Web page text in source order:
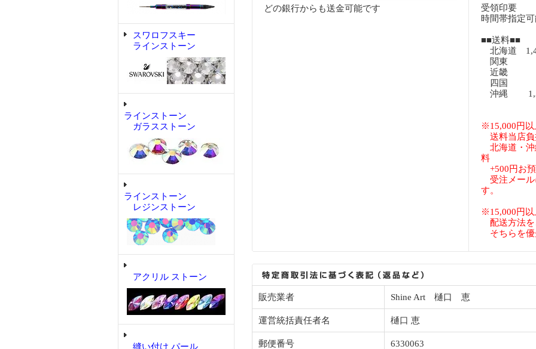
スワロフスキー
ラインストーン
ラインストーン
ガラスストーン
ラインストーン
レジンストーン
アクリル ストーン
縫い付け パール
どの銀行からも送金可能です
受領印要
時間帯指定
■■送料■■
北海道
関東
近畿
四国
沖縄
※15,000円以
送料当店負
北海道・沖
料
+500円お
受注メール
す。
※15,000円以
配送方法を
そちらを優
販売業者 Shine Art 樋口 恵
運営統括責任者名 樋口 恵
郵便番号 6330063